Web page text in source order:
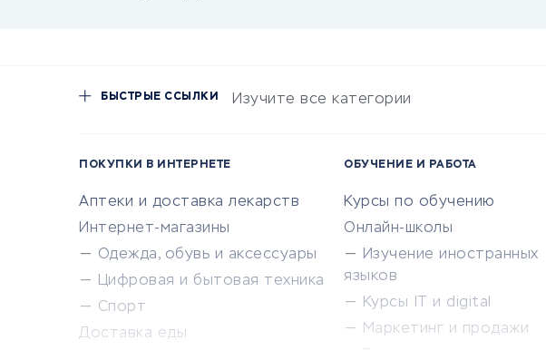
БЫСТРЫЕ ССЫЛКИ Изучите все категории
ПОКУПКИ В ИНТЕРНЕТЕ
Аптеки и доставка лекарств
Интернет-магазины
Одежда, обувь и аксессуары
Цифровая и бытовая техника
Спорт
Доставка еды
ОБУЧЕНИЕ И РАБОТА
Курсы по обучению
Онлайн-школы
Изучение иностранных
языков
Курсы IT и digital
Маркетинг и продажи